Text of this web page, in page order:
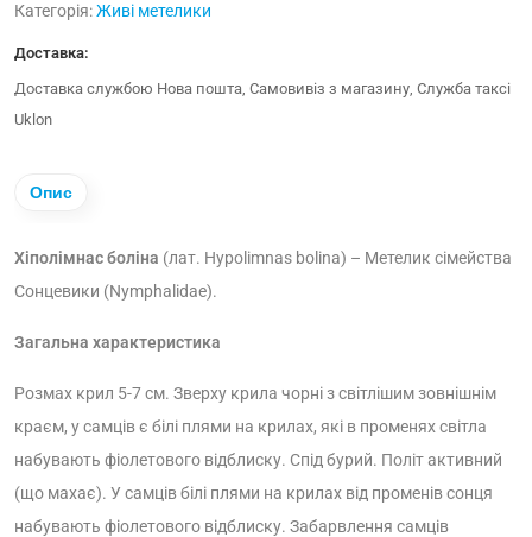
Категорія:Живі метелики
Доставка:
Доставка службою Нова пошта, Самовивіз з магазину, Служба таксі
Uklon
Опис
Хіполімнас боліна (лат. Hypolimnas bolina) – Метелик сімейства
Сонцевики (Nymphalidae).
Загальна характеристика
Розмах крил 5-7 см. Зверху крила чорні з світлішим зовнішнім
краєм, у самців є білі плями на крилах, які в променях світла
набувають фіолетового відблиску. Спід бурий. Політ активний
(що махає). У самців білі плями на крилах від променів сонця
набувають фіолетового відблиску. Забарвлення самців